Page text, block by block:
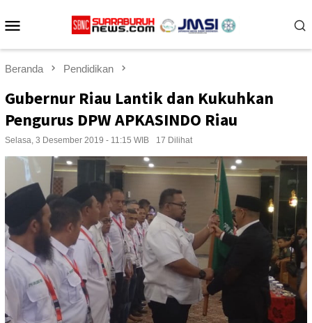
ke
Beranda Pendidikan
Gubernur Riau Lantik dan Kukuhkan
Pengurus DPW APKASINDO Riau
Selasa, 3 Desember 2019 - 11:15 WIB 17 Dilihat